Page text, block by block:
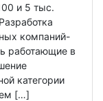
и 5 тыс.
компаний-
работающие в
категории
[…]